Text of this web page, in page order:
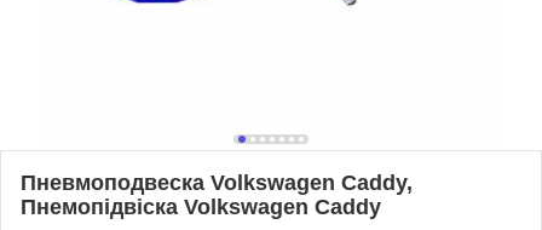
Пневмоподвеска Volkswagen Caddy,
Пнемопідвіска Volkswagen Caddy